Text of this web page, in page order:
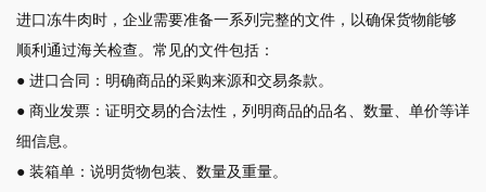
进口冻牛肉时，企业需要准备一系列完整的文件，以确保货物能够
顺利通过海关检查。常见的文件包括：
● 进口合同：明确商品的采购来源和交易条款。
● 商业发票：证明交易的合法性，列明商品的品名、数量、单价等详
细信息。
● 装箱单：说明货物包装、数量及重量。